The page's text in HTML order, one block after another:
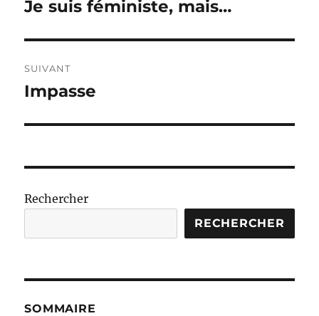
Publication
Je suis féministe, mais…
SUIVANT
Publication
Impasse
Rechercher
RECHERCHER
SOMMAIRE